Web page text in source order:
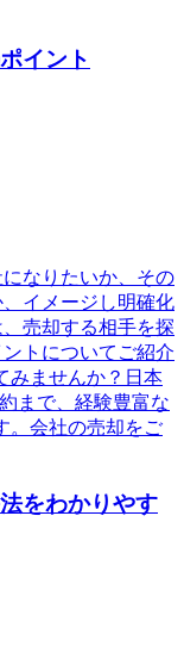
イント
なりたいか、その
イメージし明確化
売却する相手を探
トについてご紹介
みませんか？日本
まで、経験豊富な
。会社の売却をご
をわかりやす